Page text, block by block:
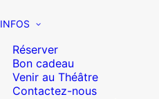
INFOS
Réserver
Bon cadeau
Venir au Théâtre
Contactez-nous